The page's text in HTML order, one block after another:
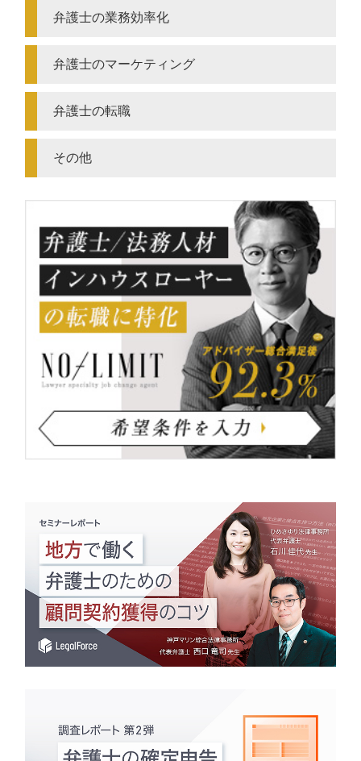
弁護士の業務効率化
弁護士のマーケティング
弁護士の転職
その他